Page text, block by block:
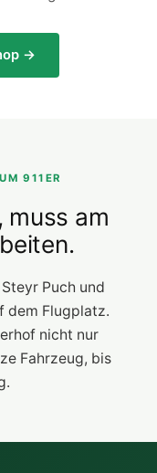
→
911ER
muss am
Puch und
dem Flugplatz.
nicht nur
Fahrzeug, bis